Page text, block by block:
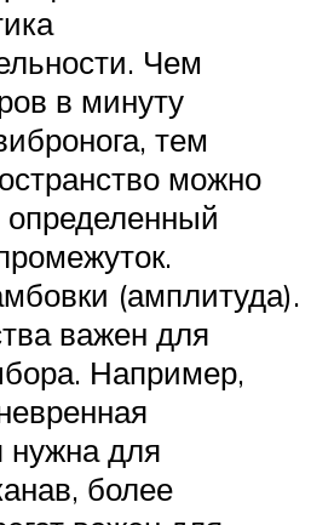
Чем
в минуту
тем
можно
определенный
(амплитуда).
важен для
Например,
нужна для
более